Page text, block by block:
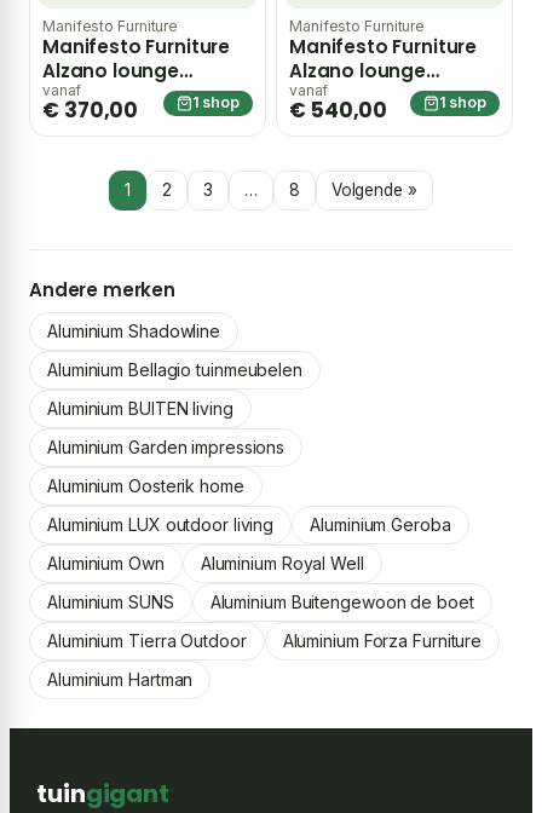
Manifesto Furniture
Manifesto Furniture
Alzano lounge
tuinstoel verstelbaar
– Taupe
vanaf
€ 370,00 1 shop
Manifesto Furniture
Manifesto Furniture
Alzano lounge
tuinstoel verstelbaar
met voetenbank –
Taupe
vanaf
€ 540,00 1 shop
1 2 3 … 8 Volgende »
Andere merken
Aluminium Shadowline
Aluminium Bellagio tuinmeubelen
Aluminium BUITEN living
Aluminium Garden impressions
Aluminium Oosterik home
Aluminium LUX outdoor living
Aluminium Geroba
Aluminium Own
Aluminium Royal Well
Aluminium SUNS
Aluminium Buitengewoon de boet
Aluminium Tierra Outdoor
Aluminium Forza Furniture
Aluminium Hartman
tuingigant